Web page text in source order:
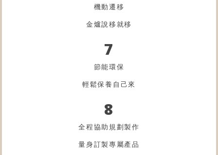
機動遷移
金爐說移就移
7
節能環保
輕鬆保養自己來
8
全程協助規劃製作
量身訂製專屬產品